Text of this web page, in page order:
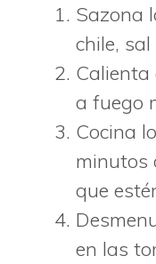
Sazona
chile,
Calienta
a fuego
Cocina
minutos
que
en las